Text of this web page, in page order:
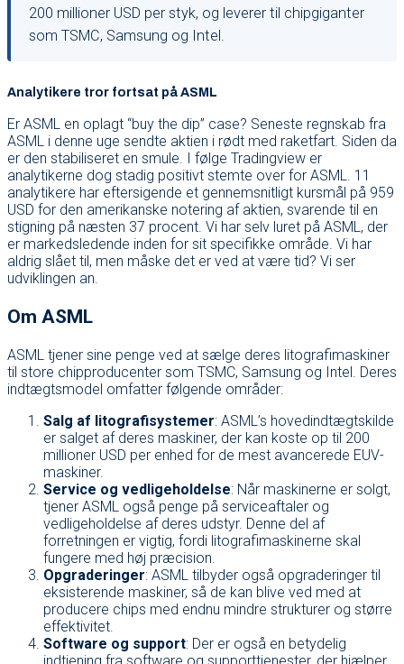
200 millioner USD per styk, og leverer til chipgiganter
som TSMC, Samsung og Intel.
Analytikere tror fortsat på ASML
Er ASML en oplagt “buy the dip” case? Seneste regnskab fra
ASML i denne uge sendte aktien i rødt med raketfart. Siden da
er den stabiliseret en smule. I følge Tradingview er
analytikerne dog stadig positivt stemte over for ASML. 11
analytikere har eftersigende et gennemsnitligt kursmål på 959
USD for den amerikanske notering af aktien, svarende til en
stigning på næsten 37 procent. Vi har selv luret på ASML, der
er markedsledende inden for sit specifikke område. Vi har
aldrig slået til, men måske det er ved at være tid? Vi ser
udviklingen an.
Om ASML
ASML tjener sine penge ved at sælge deres litografimaskiner
til store chipproducenter som TSMC, Samsung og Intel. Deres
indtægtsmodel omfatter følgende områder:
Salg af litografisystemer: ASML’s hovedindtægtskilde
er salget af deres maskiner, der kan koste op til 200
millioner USD per enhed for de mest avancerede EUV-
maskiner.
Service og vedligeholdelse: Når maskinerne er solgt,
tjener ASML også penge på serviceaftaler og
vedligeholdelse af deres udstyr. Denne del af
forretningen er vigtig, fordi litografimaskinerne skal
fungere med høj præcision.
Opgraderinger: ASML tilbyder også opgraderinger til
eksisterende maskiner, så de kan blive ved med at
producere chips med endnu mindre strukturer og større
effektivitet.
Software og support: Der er også en betydelig